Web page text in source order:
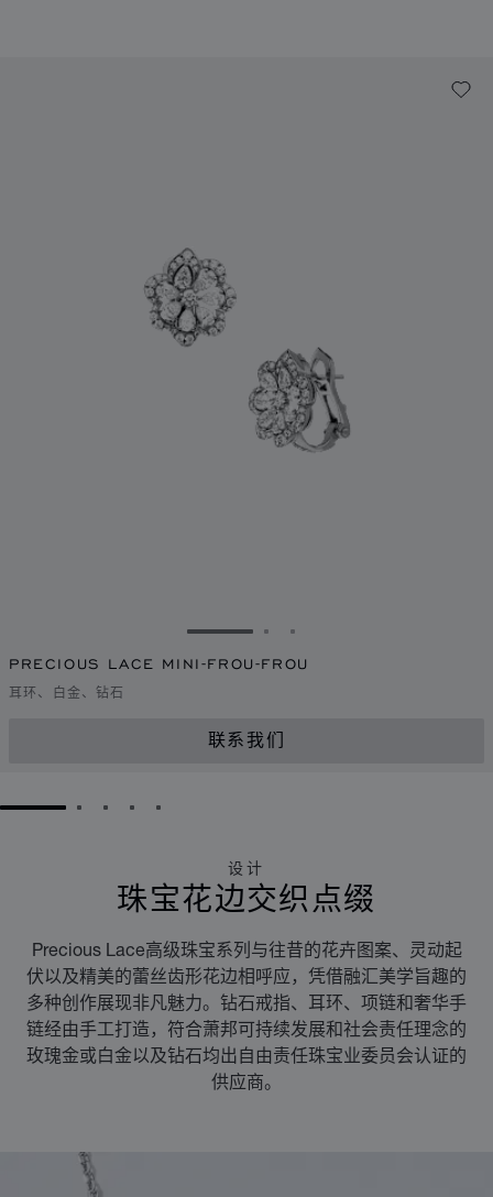
转到幻灯片 1转到幻灯片 2
转到幻灯片 3
PRECIOUS LACE MINI-FROU-FROU
耳环、白金、钻石
联系我们
GO TO SLIDE 1GO TO SLIDE 2
GO TO SLIDE 3
GO TO SLIDE 4
GO TO SLIDE 5
设计
珠宝花边交织点缀
Precious Lace高级珠宝系列与往昔的花卉图案、灵动起
伏以及精美的蕾丝齿形花边相呼应，凭借融汇美学旨趣的
多种创作展现非凡魅力。钻石戒指、耳环、项链和奢华手
链经由手工打造，符合萧邦可持续发展和社会责任理念的
玫瑰金或白金以及钻石均出自由责任珠宝业委员会认证的
供应商。